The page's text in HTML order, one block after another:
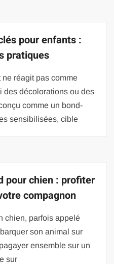
pour enfants :
pratiques
ne réagit pas comme
des décolorations ou des
comme un bond-
sensibilisées, cible
pour chien : profiter
compagnon
chien, parfois appelé
son animal sur
ensemble sur un
sur